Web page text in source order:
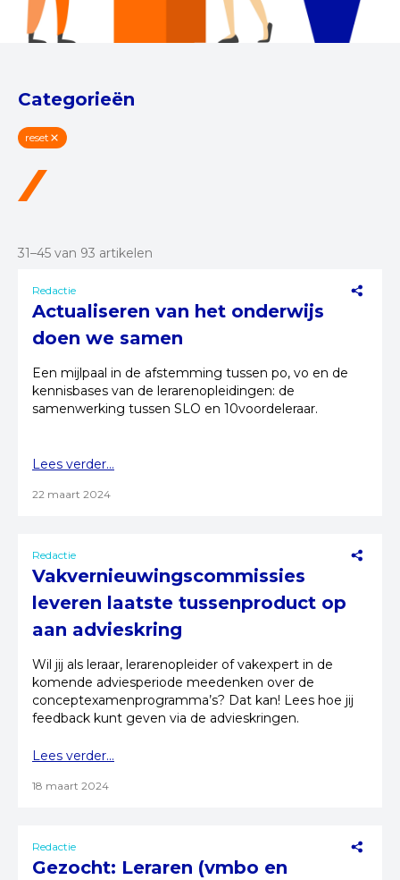
31–45 van 93 artikelen
Redactie
Actualiseren van het onderwijs
doen we samen
Een mijlpaal in de afstemming tussen po, vo en de
kennisbases van de lerarenopleidingen: de
samenwerking tussen SLO en 10voordeleraar.
Lees verder...
22 maart 2024
Redactie
Vakvernieuwingscommissies
leveren laatste tussenproduct op
aan advieskring
Wil jij als leraar, lerarenopleider of vakexpert in de
komende adviesperiode meedenken over de
conceptexamenprogramma’s? Dat kan! Lees hoe jij
feedback kunt geven via de advieskringen.
Lees verder...
18 maart 2024
Redactie
Gezocht: Leraren (vmbo en
Categorieën
reset